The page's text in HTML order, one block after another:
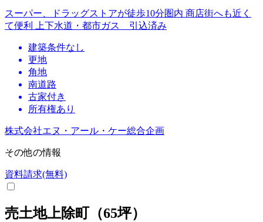
スーパー、ドラッグストアが徒歩10分圏内 商店街へも近く
て便利 上下水道・都市ガス 引込済み
建築条件なし
更地
角地
南道路
古家付き
所有権あり
株式会社エヌ・アール・ケー総合企画
その他の情報
資料請求(無料)
売土地上除町（65坪）